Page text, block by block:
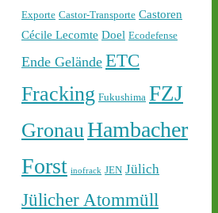
1 2
Castor stoppen!
@castorstoppen.bsky.social
22.45 Uhr - der 12. Castor
aus Jülich mit Ziel Ahaus
rollt - Polizei baut
Exporte Castor-Transporte Castoren
Cécile Lecomte Doel Ecodefense
Ende Gelände ETC
Fracking Fukushima FZJ
GronauHambacher
Forst inofrack JEN Jülich
Jülicher Atommüll